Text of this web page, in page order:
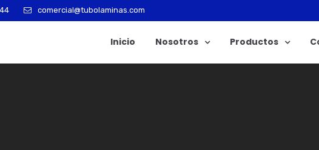
comercial@tubolaminas.com
Inicio Nosotros Productos